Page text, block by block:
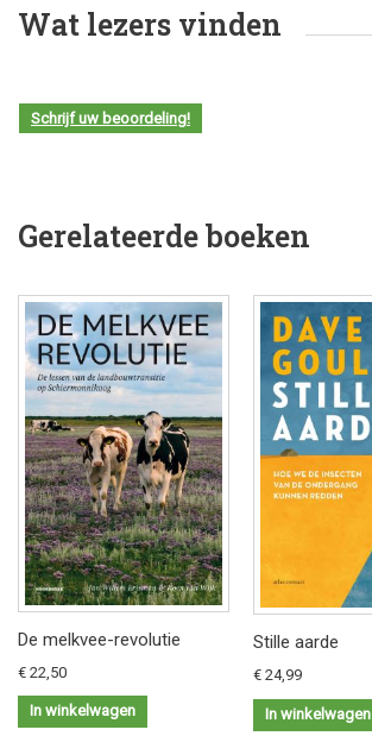
Wat lezers vinden
Schrijf uw beoordeling!
Gerelateerde boeken
De melkvee-revolutie
€ 22,50
In winkelwagen
Stille aarde
€ 24,99
In winkelwagen